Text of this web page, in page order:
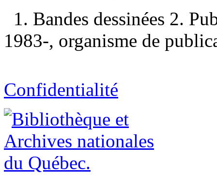
1. Bandes dessinées 2.
1983-, organisme de
Confidentialité